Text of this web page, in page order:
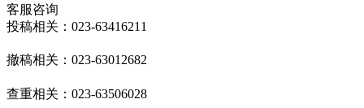
客服咨询
投稿相关：023-63416211
撤稿相关：023-63012682
查重相关：023-63506028